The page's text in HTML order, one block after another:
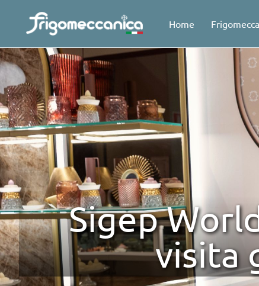
Home
Sigep
visita